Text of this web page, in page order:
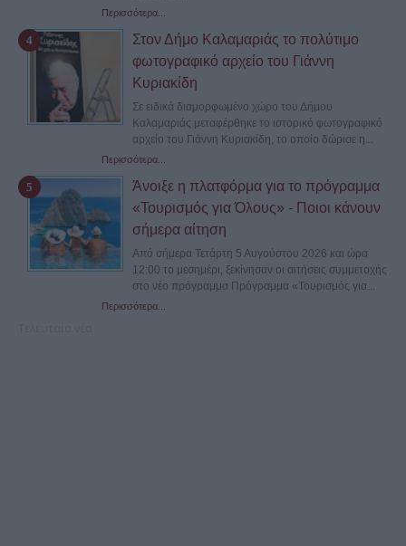
Περισσότερα...
Στον Δήμο Καλαμαριάς το πολύτιμο
φωτογραφικό αρχείο του Γιάννη
Κυριακίδη
Σε ειδικά διαμορφωμένο χώρο του Δήμου
Καλαμαριάς μεταφέρθηκε το ιστορικό φωτογραφικό
αρχείο του Γιάννη Κυριακίδη, το οποίο δώρισε η...
Περισσότερα...
Άνοιξε η πλατφόρμα για το πρόγραμμα
«Τουρισμός για Όλους» - Ποιοι κάνουν
σήμερα αίτηση
Από σήμερα Τετάρτη 5 Αυγούστου 2026 και ώρα
12:00 το μεσημέρι, ξεκίνησαν οι αιτήσεις συμμετοχής
στο νέο πρόγραμμα Πρόγραμμα «Τουρισμός για...
Περισσότερα...